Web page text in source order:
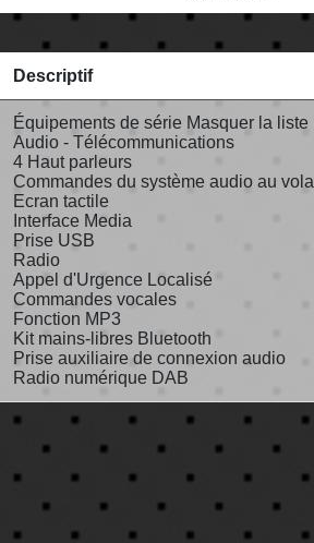
Descriptif
Équipements de série Masquer la liste
Audio - Télécommunications
4 Haut parleurs
Commandes du système audio au
Ecran tactile
Interface Media
Prise USB
Radio
Appel d'Urgence Localisé
Commandes vocales
Fonction MP3
Kit mains-libres Bluetooth
Prise auxiliaire de connexion audio
Radio numérique DAB